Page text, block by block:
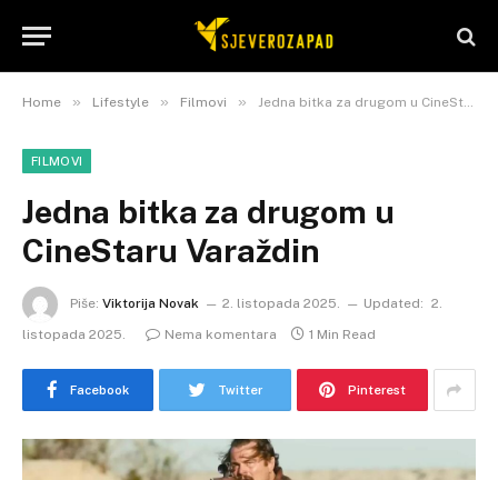
Home » Lifestyle » Filmovi » Jedna bitka za drugom u CineStaru Varaždin
FILMOVI
Jedna bitka za drugom u
CineStaru Varaždin
Piše: Viktorija Novak 2. listopada 2025. Updated: 2.
listopada 2025.
Nema komentara 1 Min Read
Facebook Twitter Pinterest